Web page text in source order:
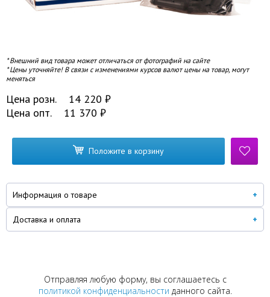
* Внешний вид товара может отличаться от фотографий на сайте
* Цены уточняйте! В связи с изменениями курсов валют цены на товар, могут
меняться
Цена розн. 14 220 ₽
Цена опт.
11 370 ₽
Положите в корзину
Информация о товаре
Доставка и оплата
Отправляя любую форму, вы соглашаетесь с
политикой конфиденциальности данного сайта.